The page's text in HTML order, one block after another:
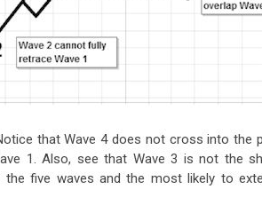
that Wave 4 does not cross into the
1. Also, see that Wave 3 is not the
five waves and the most likely to